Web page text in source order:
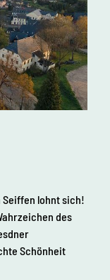
lohnt sich!
des
Schönheit